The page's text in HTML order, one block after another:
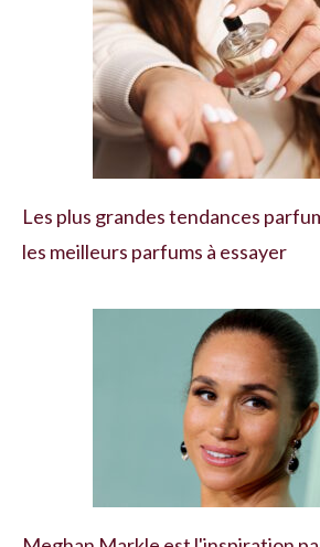
Les plus grandes tendances
les meilleurs parfums à essayer